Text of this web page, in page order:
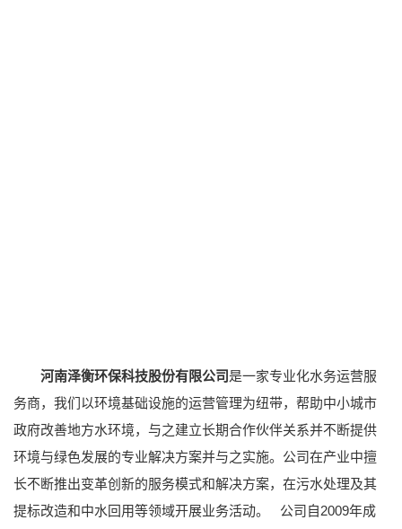
河南泽衡环保科技股份有限公司是一家专业化水务运营服
务商，我们以环境基础设施的运营管理为纽带，帮助中小城市
政府改善地方水环境，与之建立长期合作伙伴关系并不断提供
环境与绿色发展的专业解决方案并与之实施。公司在产业中擅
长不断推出变革创新的服务模式和解决方案，在污水处理及其
提标改造和中水回用等领域开展业务活动。 公司自2009年成